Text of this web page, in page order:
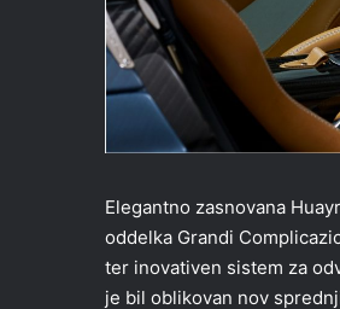
Elegantno zasnovana
oddelka Grandi
ter inovativen sistem za
je bil oblikovan nov